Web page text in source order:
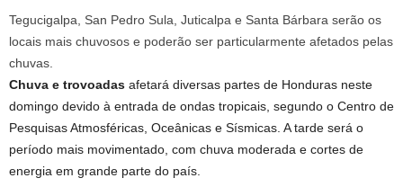
Tegucigalpa, San Pedro Sula, Juticalpa e Santa Bárbara serão os
locais mais chuvosos e poderão ser particularmente afetados pelas
chuvas.
Chuva e trovoadas afetará diversas partes de Honduras neste
domingo devido à entrada de ondas tropicais, segundo o Centro de
Pesquisas Atmosféricas, Oceânicas e Sísmicas. A tarde será o
período mais movimentado, com chuva moderada e cortes de
energia em grande parte do país.